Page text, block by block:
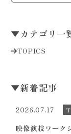
▼カテゴリ一
TOPICS
▼新着記事
2026.07.17
映像演技ワーク